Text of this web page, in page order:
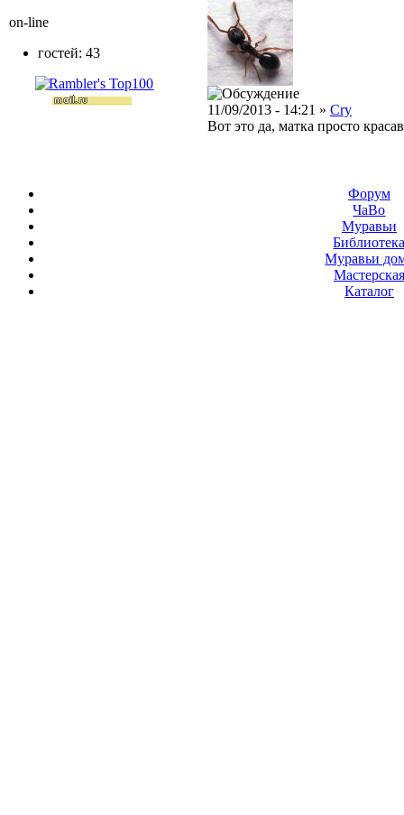
11/09/2013 - 14:21 » Cry
Вот это да, матка просто
on-line
гостей: 43
Форум
ЧаВо
Муравьи
Муравьи
Мастерская
Каталог